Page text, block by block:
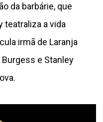
da barbárie, que
teatraliza a vida
irmã de Laranja
e Stanley